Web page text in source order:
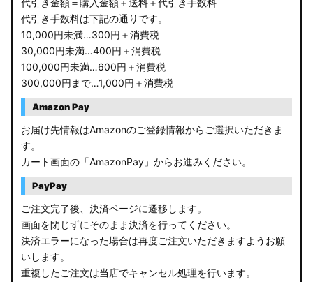
代引き手数料は下記の通りです。
10,000円未満…300円＋消費税
30,000円未満…400円＋消費税
100,000円未満…600円＋消費税
300,000円まで…1,000円＋消費税
Amazon Pay
お届け先情報はAmazonのご登録情報からご選択いただきま
す。
カート画面の「AmazonPay」からお進みください。
PayPay
ご注文完了後、決済ページに遷移します。
画面を閉じずにそのまま決済を行ってください。
決済エラーになった場合は再度ご注文いただきますようお願
いします。
重複したご注文は当店でキャンセル処理を行います。